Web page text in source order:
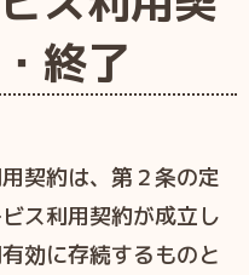
終了
契約は、第２条の定
ス利用契約が成立し
効に存続するものと